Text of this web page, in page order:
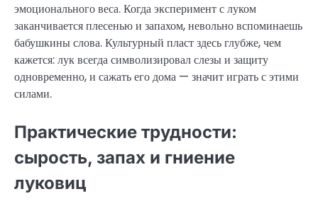
эмоционального веса. Когда эксперимент с луком
заканчивается плесенью и запахом, невольно вспоминаешь
бабушкины слова. Культурный пласт здесь глубже, чем
кажется: лук всегда символизировал слезы и защиту
одновременно, и сажать его дома — значит играть с этими
силами.
Практические трудности:
сырость, запах и гниение
луковиц